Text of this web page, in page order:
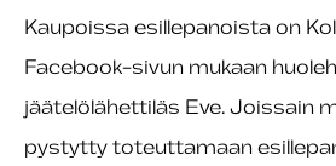
Kaupoissa esillepanoista on
Facebook-sivun mukaan
jäätelölähettiläs Eve. Joissain
pystytty toteuttamaan